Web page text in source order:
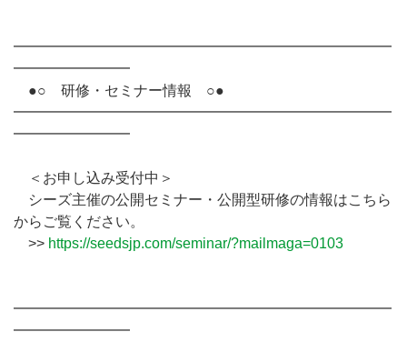
━━━━━━━━━━━━━━━━━━━━━━━━━━
━━━━━━━━
●○ 研修・セミナー情報 ○●
━━━━━━━━━━━━━━━━━━━━━━━━━━
━━━━━━━━
＜お申し込み受付中＞
シーズ主催の公開セミナー・公開型研修の情報はこちら
からご覧ください。
>> https://seedsjp.com/seminar/?mailmaga=0103
━━━━━━━━━━━━━━━━━━━━━━━━━━
━━━━━━━━